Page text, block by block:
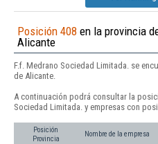
Posición 408 en la provincia
Alicante
F.f. Medrano Sociedad Limitada. se
de Alicante.
A continuación podrá consultar la
Sociedad Limitada. y empresas con
Posición
Provincia
Nombre de la empresa